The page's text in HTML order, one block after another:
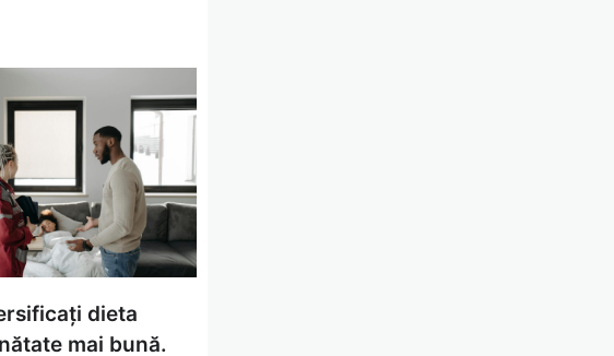
dieta
mai bună.